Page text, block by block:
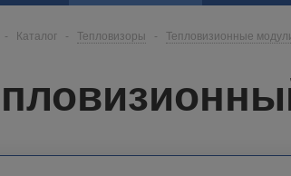
- Каталог - Тепловизоры - Тепловизионные